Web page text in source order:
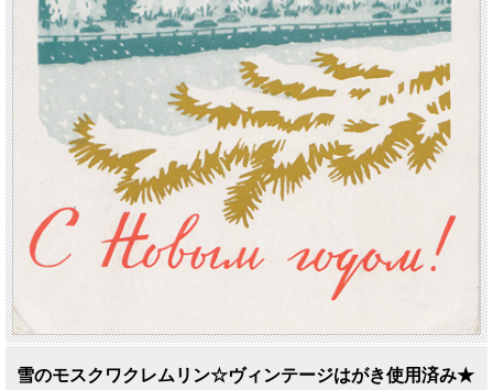
雪のモスクワクレムリン☆ヴィンテージはがき使用済み★